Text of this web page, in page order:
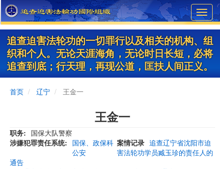
Skip
to
main
content
追查迫害法轮功的一切罪行以及相关的机构、组
织和个人。无论天涯海角，无论时日长短，必将
追查到底；行天理，再现公道，匡扶人间正义。
首页 辽宁 王金一
王金一
职务
国保大队警察
涉嫌犯罪责任系统
国保、政保科
公安
案情记录 追查辽宁省沈阳市迫
害法轮功学员臧玉珍的责任人的
通告